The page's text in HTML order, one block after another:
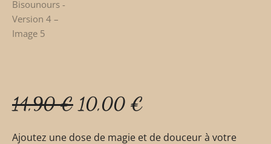
14,90€ 10,00 €
Ajoutez une dose de magie et de douceur à votre